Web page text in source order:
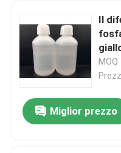
Materie prime dei
Materie prime di
Materie prime
Il
MOQ
Miglior prezzo